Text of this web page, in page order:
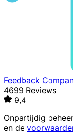
Feedback
4699 Reviews
9,4
Onpartijdig
en de